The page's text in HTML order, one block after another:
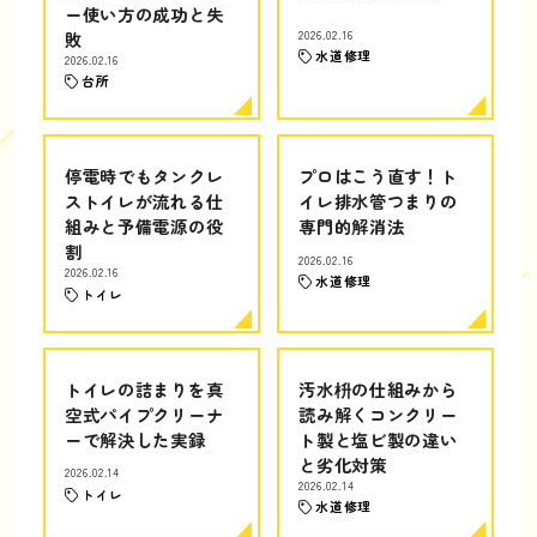
ー使い方の成功と失
敗
2026.02.16
台所
2026.02.16
水道修理
停電時でもタンクレ
ストイレが流れる仕
組みと予備電源の役
割
2026.02.16
トイレ
プロはこう直す！ト
イレ排水管つまりの
専門的解消法
2026.02.16
水道修理
トイレの詰まりを真
空式パイプクリーナ
ーで解決した実録
2026.02.14
トイレ
汚水枡の仕組みから
読み解くコンクリー
ト製と塩ビ製の違い
と劣化対策
2026.02.14
水道修理